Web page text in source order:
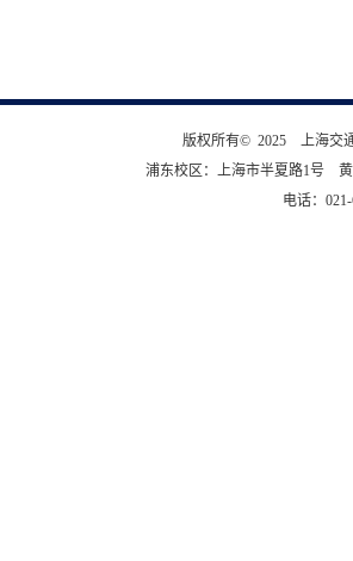
版权所有© 2025 上海交
浦东校区：上海市半夏路1号
电话：